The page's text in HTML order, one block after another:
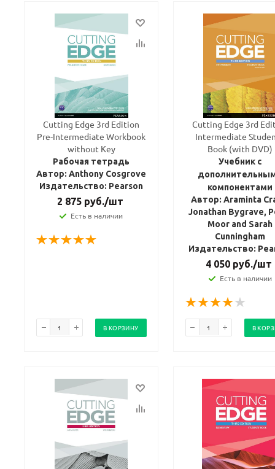
Cutting Edge 3rd Edition
Pre-Intermediate Workbook
without Key
Рабочая тетрадь
Автор: Anthony Cosgrove
Издательство: Pearson
2 875руб./шт
Есть в наличии
В КОРЗИНУ
Cutting Edge 3rd
Intermediate
Book (with DVD)
Учебник с
компонентами
Автор: Araminta
Jonathan Bygrave,
Moor and Sarah
Cunningham
Издательство:
4 050 руб./шт
Есть в наличии
В